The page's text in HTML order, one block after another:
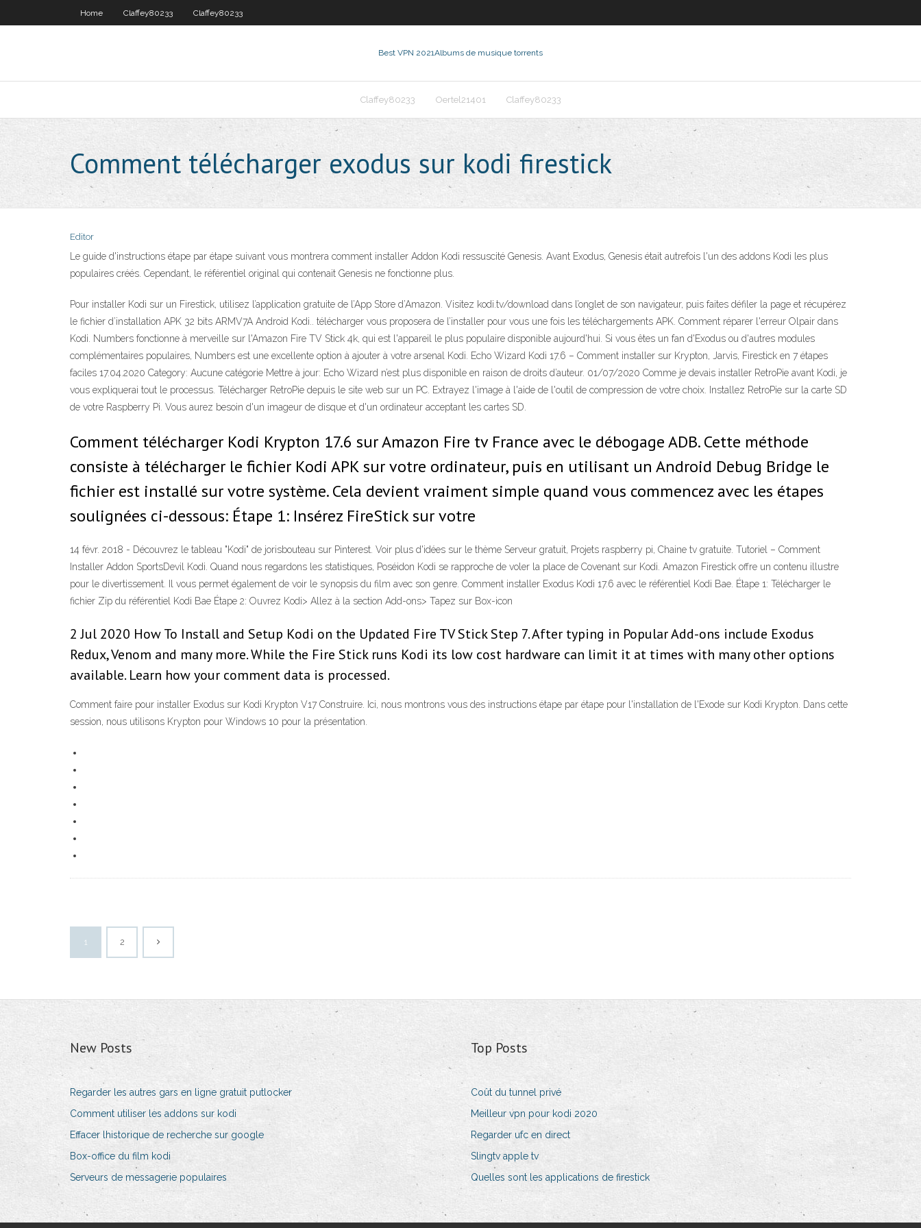
Home Claffey80233 Claffey80233
Best VPN 2021Albums de musique torrents
Claffey80233 Oertel21401 Claffey80233
Comment télécharger exodus sur kodi firestick
Editor
Le guide d'instructions étape par étape suivant vous montrera comment installer Addon Kodi ressuscité Genesis. Avant Exodus, Genesis était autrefois l'un des addons Kodi les plus
populaires créés. Cependant, le référentiel original qui contenait Genesis ne fonctionne plus.
Pour installer Kodi sur un Firestick, utilisez l’application gratuite de l’App Store d’Amazon. Visitez kodi.tv/download dans l’onglet de son navigateur, puis faites défiler la page et récupérez
le fichier d’installation APK 32 bits ARMV7A Android Kodi.. télécharger vous proposera de l’installer pour vous une fois les téléchargements APK. Comment réparer l'erreur Olpair dans
Kodi. Numbers fonctionne à merveille sur l'Amazon Fire TV Stick 4k, qui est l'appareil le plus populaire disponible aujourd'hui. Si vous êtes un fan d'Exodus ou d'autres modules
complémentaires populaires, Numbers est une excellente option à ajouter à votre arsenal Kodi. Echo Wizard Kodi 17.6 – Comment installer sur Krypton, Jarvis, Firestick en 7 étapes
faciles 17.04.2020 Category: Aucune catégorie Mettre à jour: Echo Wizard n’est plus disponible en raison de droits d’auteur. 01/07/2020 Comme je devais installer RetroPie avant Kodi, je
vous expliquerai tout le processus. Télécharger RetroPie depuis le site web sur un PC. Extrayez l'image à l'aide de l'outil de compression de votre choix. Installez RetroPie sur la carte SD
de votre Raspberry Pi. Vous aurez besoin d'un imageur de disque et d'un ordinateur acceptant les cartes SD.
Comment télécharger Kodi Krypton 17.6 sur Amazon Fire tv France avec le débogage ADB. Cette méthode
consiste à télécharger le fichier Kodi APK sur votre ordinateur, puis en utilisant un Android Debug Bridge le
fichier est installé sur votre système. Cela devient vraiment simple quand vous commencez avec les étapes
soulignées ci-dessous: Étape 1: Insérez FireStick sur votre
14 févr. 2018 - Découvrez le tableau "Kodi" de jorisbouteau sur Pinterest. Voir plus d'idées sur le thème Serveur gratuit, Projets raspberry pi, Chaine tv gratuite. Tutoriel – Comment
Installer Addon SportsDevil Kodi. Quand nous regardons les statistiques, Poséidon Kodi se rapproche de voler la place de Covenant sur Kodi. Amazon Firestick offre un contenu illustre
pour le divertissement. Il vous permet également de voir le synopsis du film avec son genre. Comment installer Exodus Kodi 17.6 avec le référentiel Kodi Bae. Étape 1: Télécharger le
fichier Zip du référentiel Kodi Bae Étape 2: Ouvrez Kodi> Allez à la section Add-ons> Tapez sur Box-icon
2 Jul 2020 How To Install and Setup Kodi on the Updated Fire TV Stick Step 7. After typing in Popular Add-ons include Exodus
Redux, Venom and many more. While the Fire Stick runs Kodi its low cost hardware can limit it at times with many other options
available. Learn how your comment data is processed.
Comment faire pour installer Exodus sur Kodi Krypton V17 Construire. Ici, nous montrons vous des instructions étape par étape pour l'installation de l'Exode sur Kodi Krypton. Dans cette
session, nous utilisons Krypton pour Windows 10 pour la présentation.
1 2
New Posts
Regarder les autres gars en ligne gratuit putlocker
Comment utiliser les addons sur kodi
Effacer lhistorique de recherche sur google
Box-office du film kodi
Serveurs de messagerie populaires
Top Posts
Coût du tunnel privé
Meilleur vpn pour kodi 2020
Regarder ufc en direct
Slingtv apple tv
Quelles sont les applications de firestick